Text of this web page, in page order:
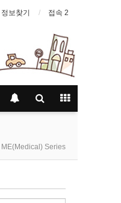
정보찾기 접속 2
ME(Medical) Series